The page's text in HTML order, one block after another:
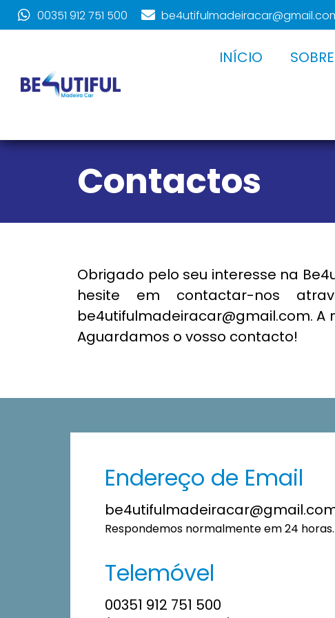
00351 912 751 500
INÍCIO
Contactos
Obrigado pelo seu interesse na
hesite em contactar-nos
be4utifulmadeiracar@gmail.com.
Aguardamos o vosso contacto!
Endereço de Email
Respondemos normalmente em 24 horas.
Telemóvel
00351 912 751 500